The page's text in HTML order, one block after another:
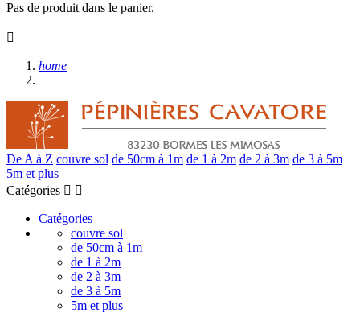
Pas de produit dans le panier.

home
De A à Z couvre sol de 50cm à 1m de 1 à 2m de 2 à 3m de 3 à 5m
5m et plus
Catégories  
Catégories
couvre sol
de 50cm à 1m
de 1 à 2m
de 2 à 3m
de 3 à 5m
5m et plus